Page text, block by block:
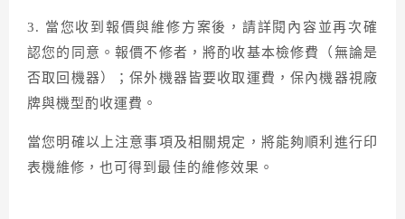
3. 當您收到報價與維修方案後，請詳閱內容並再次確
認您的同意。報價不修者，將酌收基本檢修費（無論是
否取回機器）；保外機器皆要收取運費，保內機器視廠
牌與機型酌收運費。
當您明確以上注意事項及相關規定，將能夠順利進行印
表機維修，也可得到最佳的維修效果。